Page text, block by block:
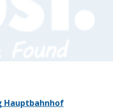
Hauptbahnhof